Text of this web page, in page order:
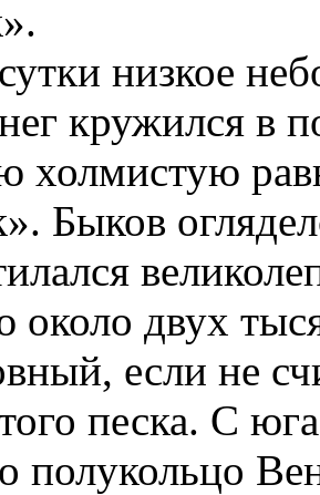
низкое
кружился в
Быков
двух
если не
песка. С
полукольцо